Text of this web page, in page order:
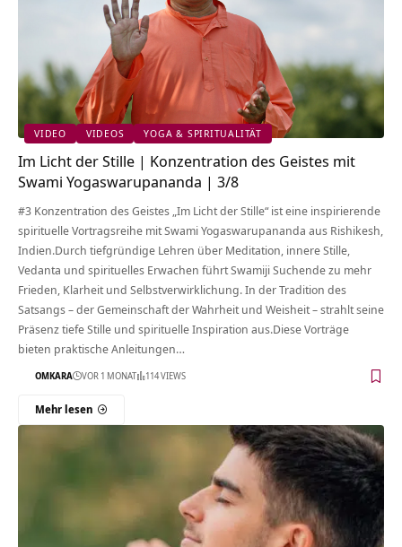
VIDEO VIDEOS YOGA & SPIRITUALITÄT
Im Licht der Stille | Konzentration des Geistes mit
Swami Yogaswarupananda | 3/8
#3 Konzentration des Geistes „Im Licht der Stille“ ist eine inspirierende
spirituelle Vortragsreihe mit Swami Yogaswarupananda aus Rishikesh,
Indien.Durch tiefgründige Lehren über Meditation, innere Stille,
Vedanta und spirituelles Erwachen führt Swamiji Suchende zu mehr
Frieden, Klarheit und Selbstverwirklichung. In der Tradition des
Satsangs – der Gemeinschaft der Wahrheit und Weisheit – strahlt seine
Präsenz tiefe Stille und spirituelle Inspiration aus.Diese Vorträge
bieten praktische Anleitungen…
OMKARA VOR 1 MONAT 114 VIEWS
Mehr lesen